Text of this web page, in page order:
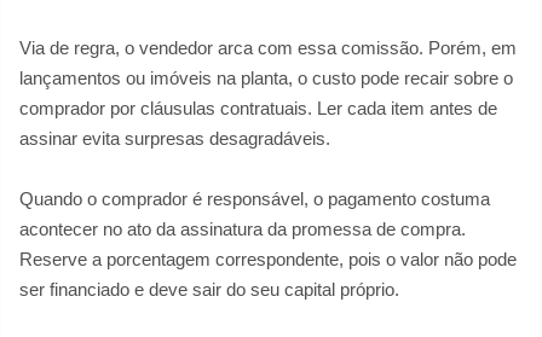
Via de regra, o vendedor arca com essa comissão. Porém, em
lançamentos ou imóveis na planta, o custo pode recair sobre o
comprador por cláusulas contratuais. Ler cada item antes de
assinar evita surpresas desagradáveis.
Quando o comprador é responsável, o pagamento costuma
acontecer no ato da assinatura da promessa de compra.
Reserve a porcentagem correspondente, pois o valor não pode
ser financiado e deve sair do seu capital próprio.